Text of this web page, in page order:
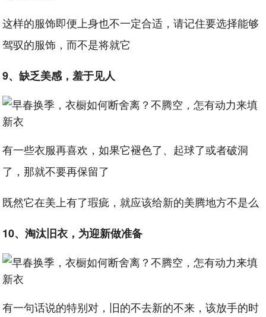
这样的服饰即便上身也不一定合适，请记住要选择能够
驾驭的服饰，而不是将就它
9、缺乏美感，羞于见人
有一些衣服再喜欢，如果它褪色了、起球了或者破洞
了，那就不要再保留了
既然它在美上有了瑕疵，就应该给新的美腾地方不是么
10、淘汰旧衣，为迎新做准备
有一句话说的特别对，旧的不去新的不来，该放手的时